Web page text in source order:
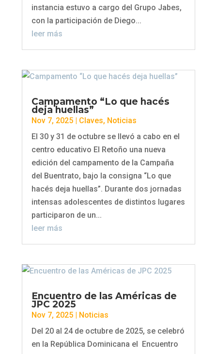
instancia estuvo a cargo del Grupo Jabes,
con la participación de Diego...
leer más
Campamento “Lo que hacés
deja huellas”
Nov 7, 2025| Claves, Noticias
El 30 y 31 de octubre se llevó a cabo en el
centro educativo El Retoño una nueva
edición del campamento de la Campaña
del Buentrato, bajo la consigna “Lo que
hacés deja huellas”. Durante dos jornadas
intensas adolescentes de distintos lugares
participaron de un...
leer más
Encuentro de las Américas de
JPC 2025
Nov 7, 2025|
Noticias
Del 20 al 24 de octubre de 2025, se celebró
en la República Dominicana el Encuentro